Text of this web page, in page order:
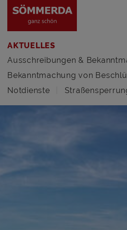
AKTUELLES
Ausschreibungen &
Bekanntmachung von
Notdienste